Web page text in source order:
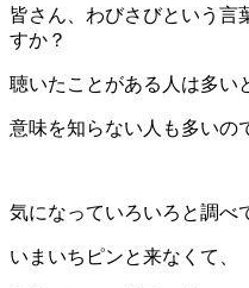
皆さん、わびさびという言
すか？
聴いたことがある人は多い
意味を知らない人も多いの
気になっていろいろと調べ
いまいちピンと来なくて、